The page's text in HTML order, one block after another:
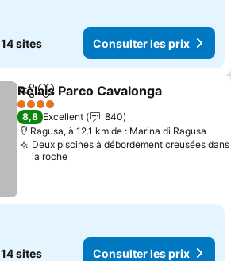
14 sites Consulter les prix
PartagerAjouter à mes favoris
Relais Parco Cavalonga
4 Étoiles
8,8 Excellent
840
Ragusa, à 12.1 km de : Marina di Ragusa
Deux piscines à débordement creusées dans
la roche
14 sites Consulter les prix